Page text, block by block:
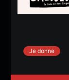
Je donne